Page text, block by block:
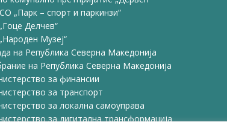
„Парк – спорт и паркинзи“
Делчев“
Музеј“
на Република Северна Македонија
на Република Северна Македонија
за финансии
за транспорт
за локална самоуправа
за дигитална трансформација